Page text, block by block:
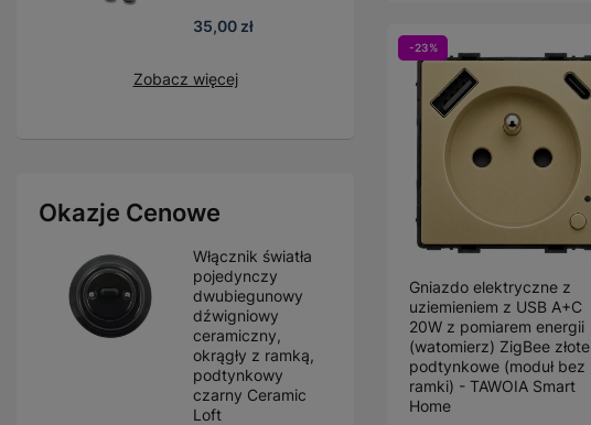
35,00 zł
Zobacz więcej
Okazje Cenowe
Włącznik światła
pojedynczy
dwubiegunowy
dźwigniowy
ceramiczny,
okrągły z ramką,
podtynkowy
czarny Ceramic
Loft
-23%
Gniazdo elektryczne z
uziemieniem z USB A+C
20W z pomiarem energii
(watomierz) ZigBee złote
podtynkowe (moduł bez
ramki) - TAWOIA Smart
Home